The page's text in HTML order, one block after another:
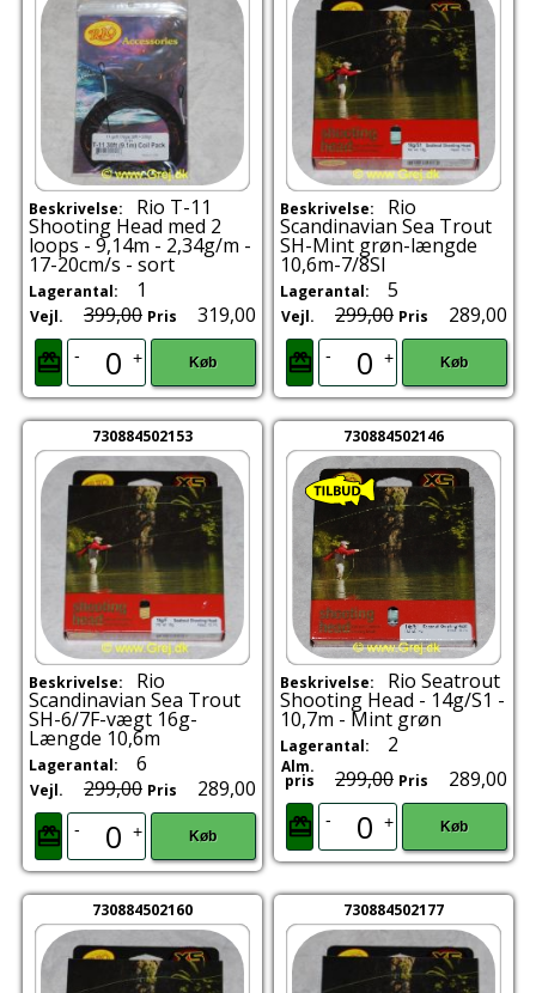
Beskrivelse: Rio T-11
Shooting Head med 2
loops - 9,14m - 2,34g/m -
17-20cm/s - sort
Lagerantal: 1
Vejl. 399,00 Pris 319,00
- + Køb
Beskrivelse: Rio
Scandinavian Sea Trout
SH-Mint grøn-længde
10,6m-7/8SI
Lagerantal: 5
Vejl. 299,00 Pris 289,00
- + Køb
730884502153
Beskrivelse: Rio
Scandinavian Sea Trout
SH-6/7F-vægt 16g-
Længde 10,6m
Lagerantal: 6
Vejl. 299,00 Pris 289,00
- + Køb
730884502146
Beskrivelse: Rio Seatrout
Shooting Head - 14g/S1 -
10,7m - Mint grøn
Lagerantal: 2
Alm.
pris 299,00 Pris 289,00
- + Køb
730884502160 730884502177